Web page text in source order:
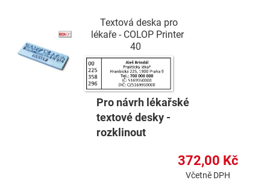
Textová deska pro
lékaře - COLOP Printer
40
Pro návrh lékařské
textové desky -
rozklinout
372,00 Kč
Včetně DPH